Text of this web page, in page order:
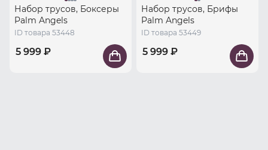
Набор трусов, Боксеры
Palm Angels
ID товара 53448
5 999 ₽
Набор трусов, Брифы
Palm Angels
ID товара 53449
5 999 ₽